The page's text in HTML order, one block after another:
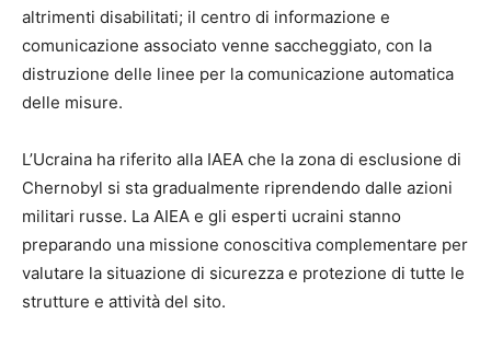
altrimenti disabilitati; il centro di informazione e
comunicazione associato venne saccheggiato, con la
distruzione delle linee per la comunicazione automatica
delle misure.
L’Ucraina ha riferito alla IAEA che la zona di esclusione di
Chernobyl si sta gradualmente riprendendo dalle azioni
militari russe. La AIEA e gli esperti ucraini stanno
preparando una missione conoscitiva complementare per
valutare la situazione di sicurezza e protezione di tutte le
strutture e attività del sito.